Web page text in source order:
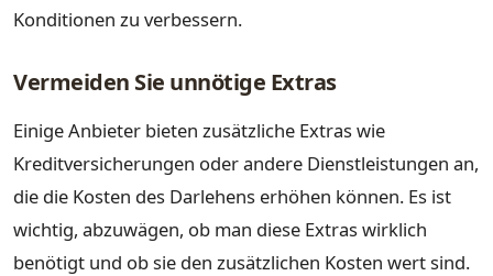
Konditionen zu verbessern.
Vermeiden Sie unnötige Extras
Einige Anbieter bieten zusätzliche Extras wie
Kreditversicherungen oder andere Dienstleistungen an,
die die Kosten des Darlehens erhöhen können. Es ist
wichtig, abzuwägen, ob man diese Extras wirklich
benötigt und ob sie den zusätzlichen Kosten wert sind.